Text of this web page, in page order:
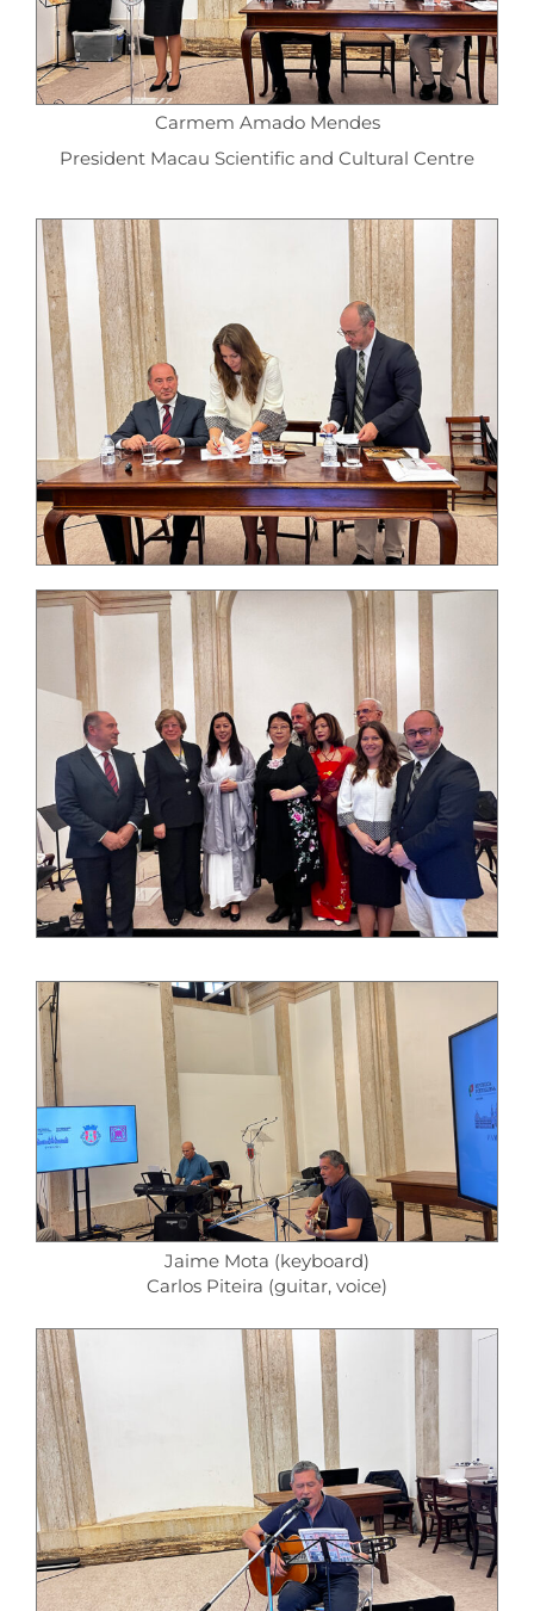
Carmem Amado Mendes
President Macau Scientific and Cultural Centre
Jaime Mota (keyboard)
Carlos Piteira (guitar, voice)